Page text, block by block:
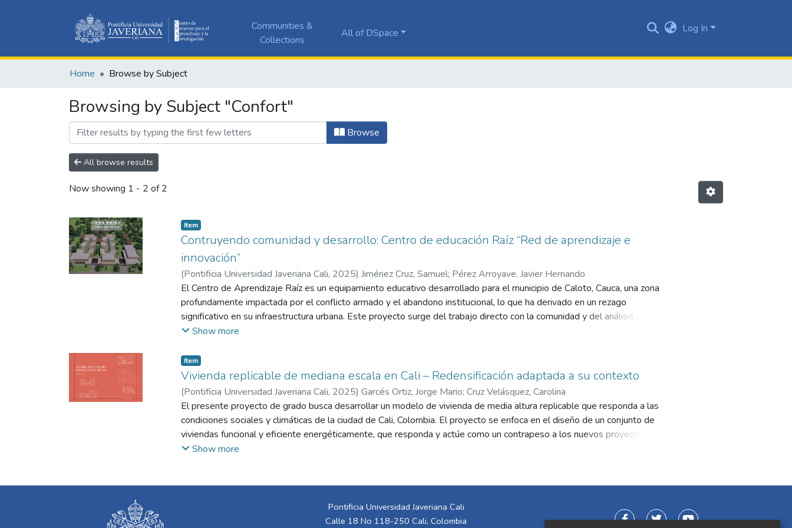
Communities &
Collections
All of DSpace Log In
Home Browse by Subject
Browsing by Subject "Confort"
Browse
All browse results
Now showing 1 - 2 of 2
Item
Contruyendo comunidad y desarrollo: Centro de educación Raíz “Red de aprendizaje e
innovación”
(Pontificia Universidad Javeriana Cali, 2025) Jiménez Cruz, Samuel; Pérez Arroyave, Javier Hernando
El Centro de Aprendizaje Raíz es un equipamiento educativo desarrollado para el municipio de Caloto, Cauca, una zona
profundamente impactada por el conflicto armado y el abandono institucional, lo que ha derivado en un rezago
significativo en su infraestructura urbana. Este proyecto surge del trabajo directo con la comunidad y del análisis de sus
principales problemáticas sociales y educativas. Como resultado, se propone un espacio arquitectónico que responde
educativo del territorio.
Show more
Item
Vivienda replicable de mediana escala en Cali – Redensificación adaptada a su contexto
(Pontificia Universidad Javeriana Cali, 2025) Garcés Ortiz, Jorge Mario; Cruz Velásquez, Carolina
El presente proyecto de grado busca desarrollar un modelo de vivienda de media altura replicable que responda a las
condiciones sociales y climáticas de la ciudad de Cali, Colombia. El proyecto se enfoca en el diseño de un conjunto de
viviendas funcional y eficiente energéticamente, que responda y actúe como un contrapeso a los nuevos proyectos
arquitectónicos de vivienda en grandes alturas que están surgiendo en las zonas de expansión. Se explorarán
piloto y modelo para su implementación en diversas zonas de la ciudad.
Show more
Pontificia Universidad Javeriana Cali
Calle 18 No 118-250 Cali, Colombia